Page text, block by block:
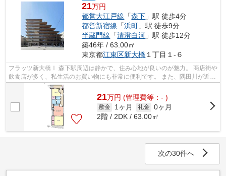
21万円
都営大江戸線 「森下 」駅 徒歩4分
都営新宿線 「浜町 」駅 徒歩9分
半蔵門線 「清澄白河 」駅 徒歩12分
築46年 / 63.00㎡
東京都江東区新大橋 １丁目１-６
フラッツ新大橋Ⅰ 森下駅周辺は静かで、住み心地が良いのが魅力。 商店街や
飲食店が多く、私生活のお買い物にも非常に便利です。 また、隅田川が近い
ので、都会に居ながらも自然を感...
21万円 (管理費等：- )
敷金 1ヶ月 礼金 0ヶ月
2階 / 2DK / 63.00㎡
次の30件へ